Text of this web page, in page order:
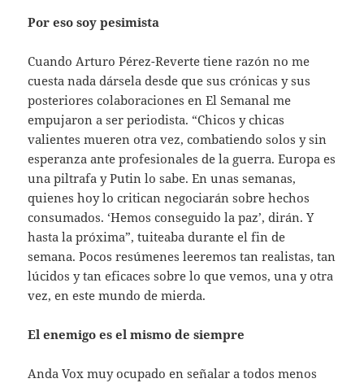
Por eso soy pesimista
Cuando Arturo Pérez-Reverte tiene razón no me
cuesta nada dársela desde que sus crónicas y sus
posteriores colaboraciones en El Semanal me
empujaron a ser periodista. “Chicos y chicas
valientes mueren otra vez, combatiendo solos y sin
esperanza ante profesionales de la guerra. Europa es
una piltrafa y Putin lo sabe. En unas semanas,
quienes hoy lo critican negociarán sobre hechos
consumados. ‘Hemos conseguido la paz’, dirán. Y
hasta la próxima”, tuiteaba durante el fin de
semana. Pocos resúmenes leeremos tan realistas, tan
lúcidos y tan eficaces sobre lo que vemos, una y otra
vez, en este mundo de mierda.
El enemigo es el mismo de siempre
Anda Vox muy ocupado en señalar a todos menos